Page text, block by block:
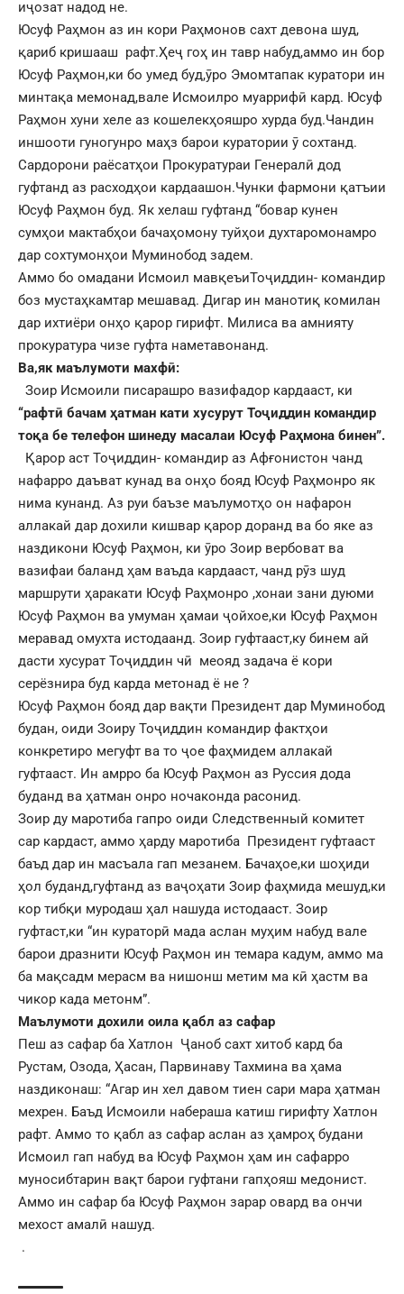
иҷозат надод не.
Юсуф Раҳмон аз ин кори Раҳмонов сахт девона шуд,
қариб кришааш рафт.Ҳеҷ гоҳ ин тавр набуд,аммо ин бор
Юсуф Раҳмон,ки бо умед буд,ӯро Эмомтапак куратори ин
минтақа мемонад,вале Исмоилро муаррифӣ кард. Юсуф
Раҳмон хуни хеле аз кошелекҳояшро хурда буд.Чандин
иншооти гуногунро маҳз барои куратории ӯ сохтанд.
Сардорони раёсатҳои Прокуратураи Генералӣ дод
гуфтанд аз расходҳои кардаашон.Чунки фармони қатъии
Юсуф Раҳмон буд. Як хелаш гуфтанд “бовар кунен
сумҳои мактабҳои бачаҳомону туйҳои духтаромонамро
дар сохтумонҳои Муминобод задем.
Аммо бо омадани Исмоил мавқеъиТоҷиддин- командир
боз мустаҳкамтар мешавад. Дигар ин манотиқ комилан
дар ихтиёри онҳо қарор гирифт. Милиса ва амнияту
прокуратура чизе гуфта наметавонанд.
Ва,як маълумоти махфӣ:
Зоир Исмоили писарашро вазифадор кардааст, ки
“рафтӣ бачам ҳатман кати хусурут Тоҷиддин командир
тоқа бе телефон шинеду масалаи Юсуф Раҳмона бинен”.
Қарор аст Тоҷиддин- командир аз Афғонистон чанд
нафарро даъват кунад ва онҳо бояд Юсуф Раҳмонро як
нима кунанд. Аз руи баъзе маълумотҳо он нафарон
аллакай дар дохили кишвар қарор доранд ва бо яке аз
наздикони Юсуф Раҳмон, ки ӯро Зоир вербоват ва
вазифаи баланд ҳам ваъда кардааст, чанд рӯз шуд
маршрути ҳаракати Юсуф Раҳмонро ,хонаи зани дуюми
Юсуф Раҳмон ва умуман ҳамаи ҷойхое,ки Юсуф Раҳмон
меравад омухта истодаанд. Зоир гуфтааст,ку бинем ай
дасти хусурат Тоҷиддин чӣ меояд задача ё кори
серёзнира буд карда метонад ё не ?
Юсуф Раҳмон бояд дар вақти Президент дар Муминобод
будан, оиди Зоиру Тоҷиддин командир фактҳои
конкретиро мегуфт ва то ҷое фаҳмидем аллакай
гуфтааст. Ин амрро ба Юсуф Раҳмон аз Руссия дода
буданд ва ҳатман онро ночаконда расонид.
Зоир ду маротиба гапро оиди Следственный комитет
сар кардаст, аммо ҳарду маротиба Президент гуфтааст
баъд дар ин масъала гап мезанем. Бачаҳое,ки шоҳиди
ҳол буданд,гуфтанд аз ваҷоҳати Зоир фаҳмида мешуд,ки
кор тибқи муродаш ҳал нашуда истодааст. Зоир
гуфтаст,ки “ин кураторӣ мада аслан муҳим набуд вале
барои дразнити Юсуф Раҳмон ин темара кадум, аммо ма
ба мақсадм мерасм ва нишонш метим ма кӣ ҳастм ва
чикор када метонм”.
Маълумоти дохили оила қабл аз сафар
Пеш аз сафар ба Хатлон Ҷаноб сахт хитоб кард ба
Рустам, Озода, Ҳасан, Парвинаву Тахмина ва ҳама
наздиконаш: “Агар ин хел давом тиен сари мара ҳатман
мехрен. Баъд Исмоили набераша катиш гирифту Хатлон
рафт. Аммо то қабл аз сафар аслан аз ҳамроҳ будани
Исмоил гап набуд ва Юсуф Раҳмон ҳам ин сафарро
муносибтарин вақт барои гуфтани гапҳояш медонист.
Аммо ин сафар ба Юсуф Раҳмон зарар овард ва ончи
мехост амалӣ нашуд.
.